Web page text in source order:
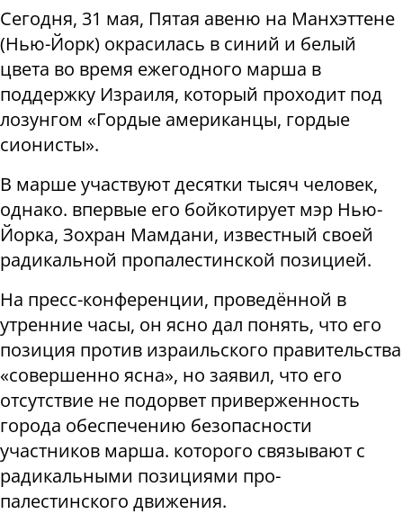
Сегодня, 31 мая, Пятая авеню на Манхэттене
(Нью-Йорк) окрасилась в синий и белый
цвета во время ежегодного марша в
поддержку Израиля, который проходит под
лозунгом «Гордые американцы, гордые
сионисты».
В марше участвуют десятки тысяч человек,
однако. впервые его бойкотирует мэр Нью-
Йорка, Зохран Мамдани, известный своей
радикальной пропалестинской позицией.
На пресс-конференции, проведённой в
утренние часы, он ясно дал понять, что его
позиция против израильского правительства
«совершенно ясна», но заявил, что его
отсутствие не подорвет приверженность
города обеспечению безопасности
участников марша. которого связывают с
радикальными позициями про-
палестинского движения.